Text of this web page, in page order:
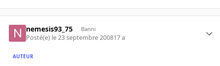
nemesis93_75 Banni
Posté(e) le 23 septembre 200817 a
AUTEUR